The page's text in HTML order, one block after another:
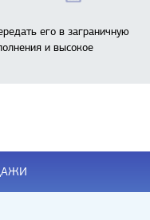
его в заграничную
и высокое